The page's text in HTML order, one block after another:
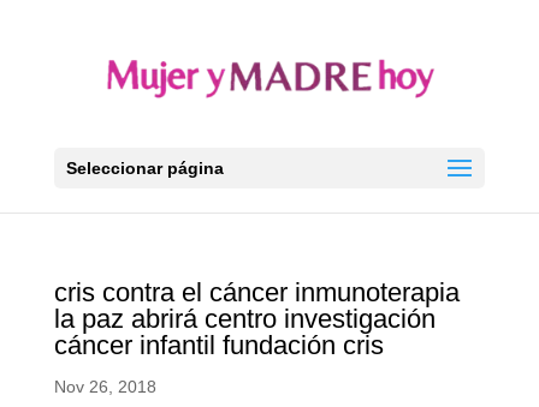
Seleccionar página
cris contra el cáncer inmunoterapia
la paz abrirá centro investigación
cáncer infantil fundación cris
Nov 26, 2018